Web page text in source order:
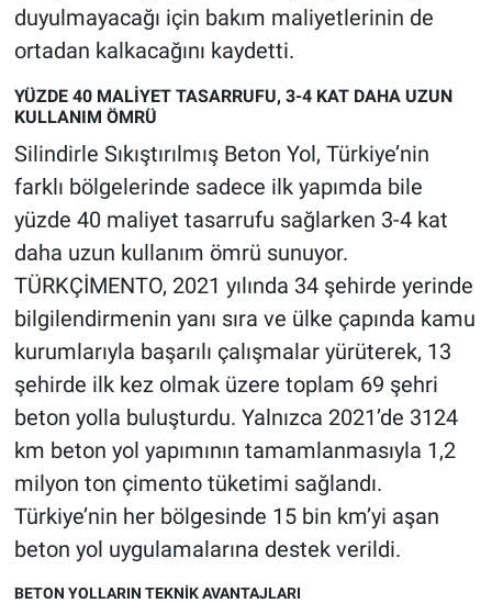
duyulmayacağı için bakım maliyetlerinin de
ortadan kalkacağını kaydetti.
YÜZDE 40 MALİYET TASARRUFU, 3-4 KAT DAHA UZUN
KULLANIM ÖMRÜ
Silindirle Sıkıştırılmış Beton Yol, Türkiye’nin
farklı bölgelerinde sadece ilk yapımda bile
yüzde 40 maliyet tasarrufu sağlarken 3-4 kat
daha uzun kullanım ömrü sunuyor.
TÜRKÇİMENTO, 2021 yılında 34 şehirde yerinde
bilgilendirmenin yanı sıra ve ülke çapında kamu
kurumlarıyla başarılı çalışmalar yürüterek, 13
şehirde ilk kez olmak üzere toplam 69 şehri
beton yolla buluşturdu. Yalnızca 2021’de 3124
km beton yol yapımının tamamlanmasıyla 1,2
milyon ton çimento tüketimi sağlandı.
Türkiye’nin her bölgesinde 15 bin km’yi aşan
beton yol uygulamalarına destek verildi.
BETON YOLLARIN TEKNİK AVANTAJLARI